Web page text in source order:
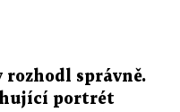
rozhodl správně.
portrét